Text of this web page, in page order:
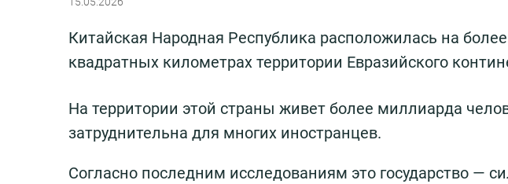
Китайская Народная Республика расположилась на
квадратных километрах территории Евразийского
На территории этой страны живет более миллиарда
затруднительна для многих иностранцев.
Согласно последним исследованиям это государство —